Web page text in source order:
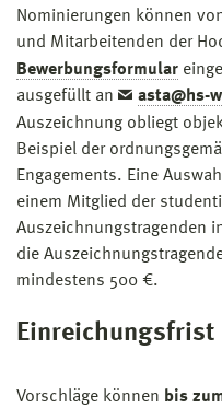
Nominierungen können
und Mitarbeitenden der
Bewerbungsformular
ausgefüllt an
asta@hs-
Auszeichnung obliegt
Beispiel der
Engagements. Eine
einem Mitglied der
Auszeichnungstragenden
die
mindestens 500 €.
Einreichungsfrist
Vorschläge können bis